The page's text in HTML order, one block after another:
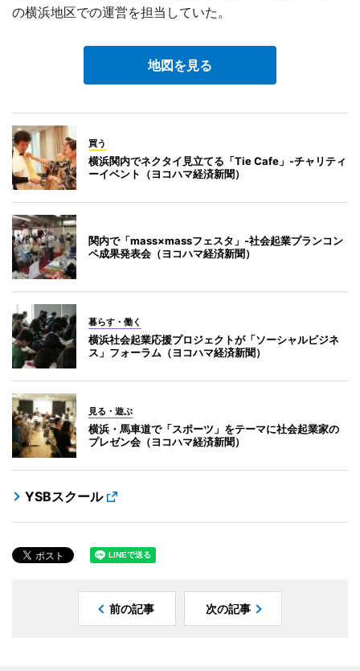
の横浜地区での運営を担当していた。
地図を見る
買う
横浜関内でネクタイ見立てる「Tie Cafe」-チャリティ
ーイベント（ヨコハマ経済新聞）
関内で「mass×massフェスタ」-社会起業プランコン
ペ成果発表会（ヨコハマ経済新聞）
暮らす・働く
横浜社会起業応援プロジェクトが「ソーシャルビジネ
ス」フォーラム（ヨコハマ経済新聞）
見る・遊ぶ
横浜・馬車道で「スポーツ」をテーマに社会起業家の
プレゼン会（ヨコハマ経済新聞）
YSBスクール
前の記事 次の記事